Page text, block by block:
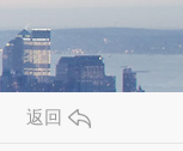
返回